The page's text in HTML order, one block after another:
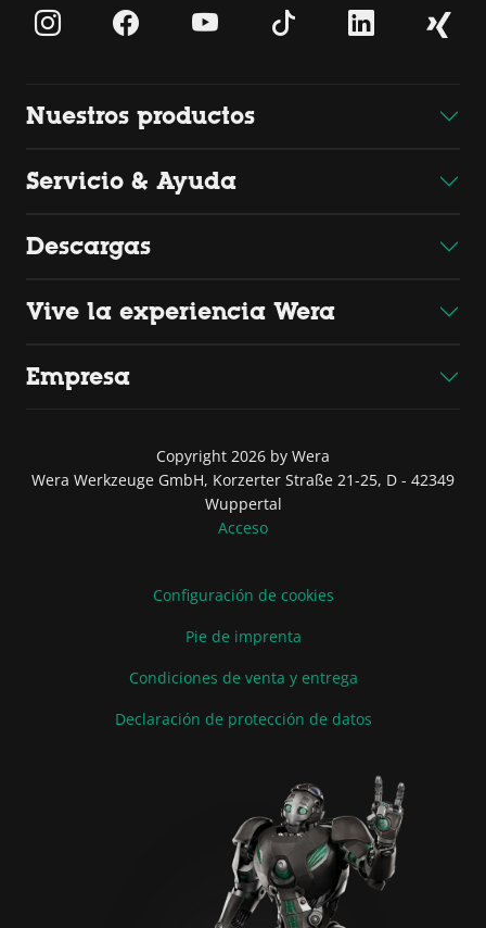
Nuestros productos
Servicio & Ayuda
Descargas
Vive la experiencia Wera
Empresa
Copyright 2026 by Wera
Wera Werkzeuge GmbH, Korzerter Straße 21-25, D - 42349
Wuppertal
Acceso
Configuración de cookies
Pie de imprenta
Condiciones de venta y entrega
Declaración de protección de datos